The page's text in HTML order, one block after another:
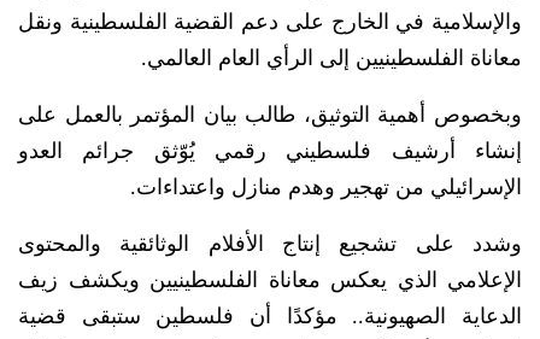
والإسلامية في الخارج على دعم القضية الفلسطينية ونقل
معاناة الفلسطينيين إلى الرأي العام العالمي.
وبخصوص أهمية التوثيق، طالب بيان المؤتمر بالعمل على
إنشاء أرشيف فلسطيني رقمي يُوّثق جرائم العدو
الإسرائيلي من تهجير وهدم منازل واعتداءات.
وشدد على تشجيع إنتاج الأفلام الوثائقية والمحتوى
الإعلامي الذي يعكس معاناة الفلسطينيين ويكشف زيف
الدعاية الصهيونية.. مؤكدًا أن فلسطين ستبقى قضية